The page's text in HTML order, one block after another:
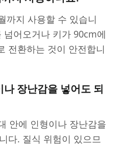
까지 사용할 수 있습니
넘어오거나 키가 90cm에
전환하는 것이 안전합니
나 장난감을 넣어도 되
안에 인형이나 장난감을
다. 질식 위험이 있으므